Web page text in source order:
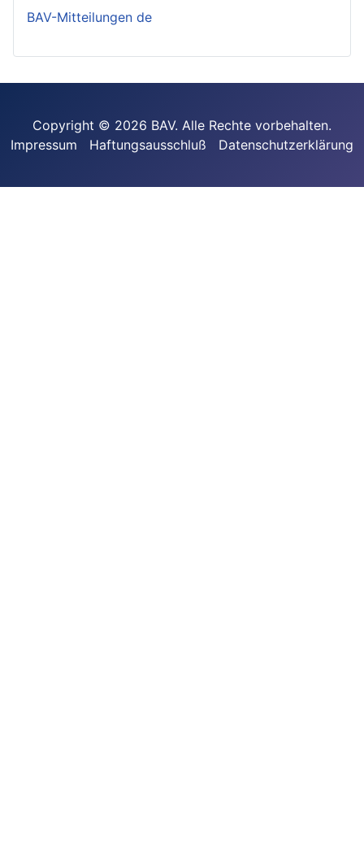
BAV-Mitteilungen de
Copyright © 2026 BAV. Alle Rechte vorbehalten.
Impressum
Haftungsausschluß Datenschutzerklärung